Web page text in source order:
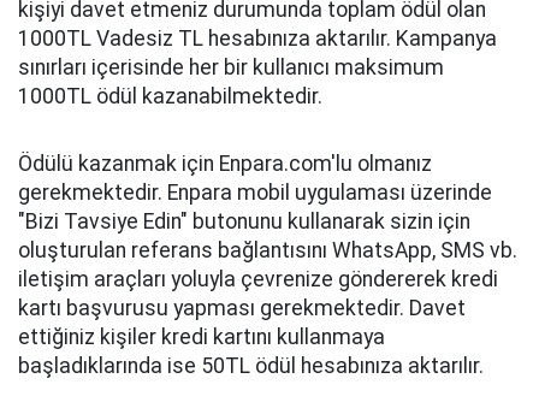
kişiyi davet etmeniz durumunda toplam ödül olan
1000TL Vadesiz TL hesabınıza aktarılır. Kampanya
sınırları içerisinde her bir kullanıcı maksimum
1000TL ödül kazanabilmektedir.
Ödülü kazanmak için Enpara.com'lu olmanız
gerekmektedir. Enpara mobil uygulaması üzerinde
"Bizi Tavsiye Edin" butonunu kullanarak sizin için
oluşturulan referans bağlantısını WhatsApp, SMS vb.
iletişim araçları yoluyla çevrenize göndererek kredi
kartı başvurusu yapması gerekmektedir. Davet
ettiğiniz kişiler kredi kartını kullanmaya
başladıklarında ise 50TL ödül hesabınıza aktarılır.